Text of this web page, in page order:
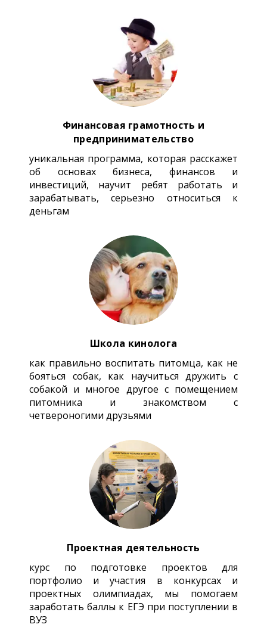
Финансовая грамотность и
предпринимательство
уникальная программа, которая расскажет
об основах бизнеса, финансов и
инвестиций, научит ребят работать и
зарабатывать, серьезно относиться к
деньгам
Школа кинолога
как правильно воспитать питомца, как не
бояться собак, как научиться дружить с
собакой и многое другое с помещением
питомника и знакомством с
четвероногими друзьями
Проектная деятельность
курс по подготовке проектов для
портфолио и участия в конкурсах и
проектных олимпиадах, мы помогаем
заработать баллы к ЕГЭ при поступлении в
ВУЗ